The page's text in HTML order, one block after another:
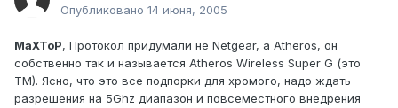
Опубликовано 14 июня, 2005
MaXToP, Протокол придумали не Netgear, а Atheros, он
собственно так и называется Atheros Wireless Super G (это
TM). Ясно, что это все подпорки для хромого, надо ждать
разрешения на 5Ghz диапазон и повсеместного внедрения